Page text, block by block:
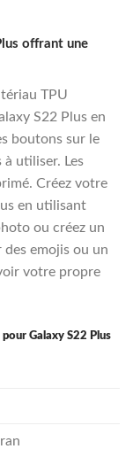
offrant une
TPU
S22 Plus en
boutons sur le
utiliser. Les
Créez votre
en utilisant
ou créez un
des emojis ou un
votre propre
Galaxy S22 Plus